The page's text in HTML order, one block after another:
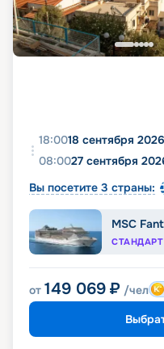
18:0018 сентября 2026
08:0027 сентября
Вы посетите 3 страны:
MSC
СТАНДАРТ
от 149 069 ₽ /чел